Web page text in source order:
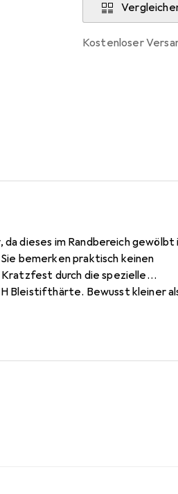
Kostenloser
dieses im Randbereich gewölbt
bemerken praktisch keinen
Kratzfest durch die spezielle
Bleistifthärte. Bewusst kleiner
Display möglich! Beim
zu fairen Löhnen in